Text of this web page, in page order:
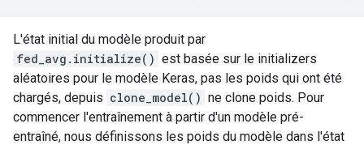
L'état initial du modèle produit par
fed_avg.initialize() est basée sur le initializers
aléatoires pour le modèle Keras, pas les poids qui ont été
chargés, depuis clone_model() ne clone poids. Pour
commencer l'entraînement à partir d'un modèle pré-
entraîné, nous définissons les poids du modèle dans l'état